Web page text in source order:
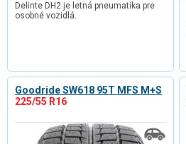
Delinte DH2 je letná pneumatika pre
osobné vozidlá.
Goodride SW618 95T MFS M+S
225/55 R16